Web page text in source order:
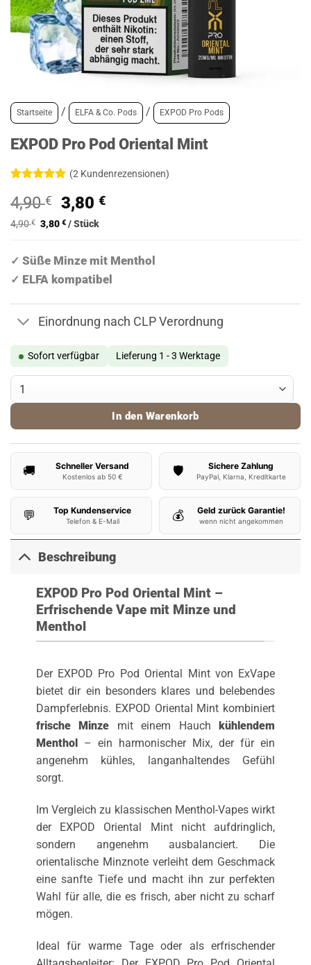
Startseite / ELFA & Co. Pods / EXPOD Pro Pods
EXPOD Pro Pod Oriental Mint
mit5von
5, basierend
auf
(2Kundenrezensionen)
4,90€
Ursprünglicher
Preis
4,90 €
3,80€Aktueller
3,80 €.
4,90€ 3,80€ /Stück
✓ Süße Minze mit Menthol
✓ ELFA kompatibel
Einordnung nach CLP Verordnung
Sofort verfügbar Lieferung 1 - 3 Werktage
EXPOD Pro Pod Oriental Mint Menge
In den Warenkorb
🚚 Schneller Versand
Kostenlos ab 50 € 🛡️ Sichere Zahlung
PayPal, Klarna, Kreditkarte
💬 Top Kundenservice
Telefon & E-Mail 💰 Geld zurück Garantie!
wenn nicht angekommen
Beschreibung
EXPOD Pro Pod Oriental Mint –
Erfrischende Vape mit Minze und
Menthol
Der EXPOD Pro Pod Oriental Mint von ExVape
bietet dir ein besonders klares und belebendes
Dampferlebnis. EXPOD Oriental Mint kombiniert
frische Minze mit einem Hauch
kühlendem
Menthol
– ein harmonischer Mix, der für ein
angenehm kühles, langanhaltendes Gefühl
sorgt.
Im Vergleich zu klassischen Menthol-Vapes wirkt
der EXPOD Oriental Mint nicht aufdringlich,
sondern angenehm ausbalanciert. Die
orientalische Minznote verleiht dem Geschmack
eine sanfte Tiefe und macht ihn zur perfekten
Wahl für alle, die es frisch, aber nicht zu scharf
mögen.
Ideal für warme Tage oder als erfrischender